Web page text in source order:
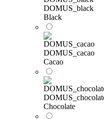
DOMUS_black
Black
DOMUS_cacao
Cacao
Chocolate